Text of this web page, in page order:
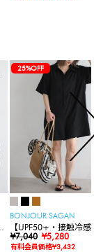
25%OFF
BONJOUR SAGAN
【UPF50+・接触冷感
水】【水陸両用】ラ
ードロンパース
¥7,040 ¥5,280
有料会員価格¥3,432